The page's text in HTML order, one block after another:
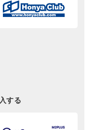
する